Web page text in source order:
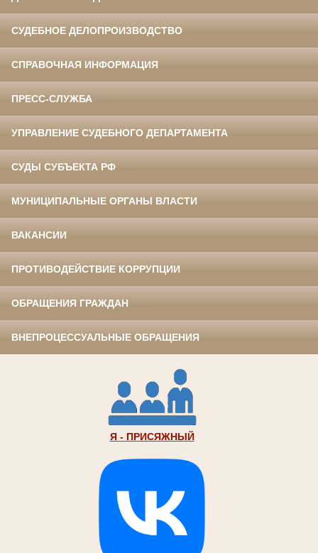
СУДЕБНОЕ ДЕЛОПРОИЗВОДСТВО
СПРАВОЧНАЯ ИНФОРМАЦИЯ
ПРЕСС-СЛУЖБА
УПРАВЛЕНИЕ СУДЕБНОГО ДЕПАРТАМЕНТА
СУДЫ СУБЪЕКТА РФ
МУНИЦИПАЛЬНЫЕ ОРГАНЫ ВЛАСТИ
ВАКАНСИИ
ПРОТИВОДЕЙСТВИЕ КОРРУПЦИИ
ОБРАЩЕНИЯ ГРАЖДАН
ВНЕПРОЦЕССУАЛЬНЫЕ ОБРАЩЕНИЯ
Я - ПРИСЯЖНЫЙ